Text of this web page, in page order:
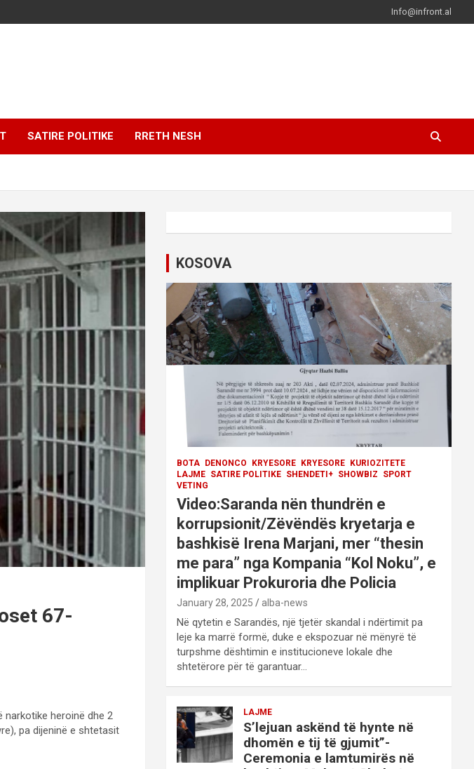
Info@infront.al
SATIRE POLITIKE RRETH NESH
67-
narkotike heroinë dhe 2
pa dijeninë e shtetasit
KOSOVA
BOTA DENONCO KRYESORE KRYESORE
KURIOZITETE
LAJME SATIRE POLITIKE SHENDETI+ SHOWBIZ
SPORT
VETING
Video:Saranda nën thundrën e
korrupsionit/Zëvëndës kryetarja e
bashkisë Irena Marjani, mer “thesin
me para” nga Kompania “Kol Noku”, e
implikuar Prokuroria dhe Policia
January 28, 2025 alba-news
Në qytetin e Sarandës, një tjetër skandal i ndërtimit pa
leje ka marrë formë, duke e ekspozuar në mënyrë të
turpshme dështimin e institucioneve lokale dhe
shtetërore për të garantuar…
LAJME
S’lejuan askënd të hynte në
dhomën e tij të gjumit”-
Ceremonia e lamtumirës në